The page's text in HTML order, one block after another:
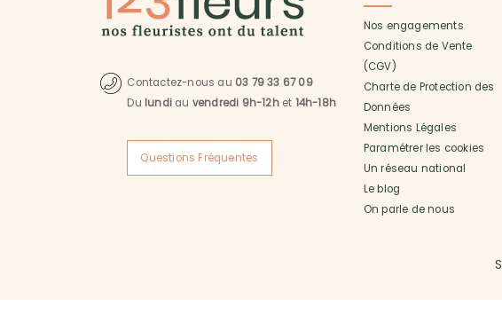
Contactez-nous au 03 79 33 67 09
Du lundi au vendredi 9h-12het 14h-18h
Questions Fréquentes
Nos engagements
Conditions de Vente
(CGV)
Charte de Protection des
Données
Mentions Légales
Paramétrer les cookies
Un réseau national
Le blog
On parle de nous